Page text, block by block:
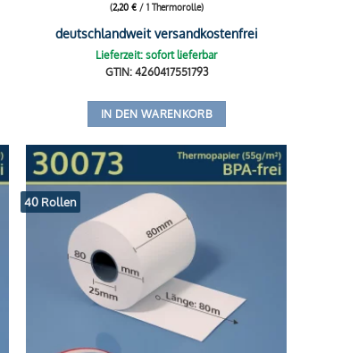
(2,20 €/ 1 Thermorolle)
deutschlandweit versandkostenfrei
Lieferzeit: sofort lieferbar
GTIN: 4260417551793
IN DEN WARENKORB
40 Rollen